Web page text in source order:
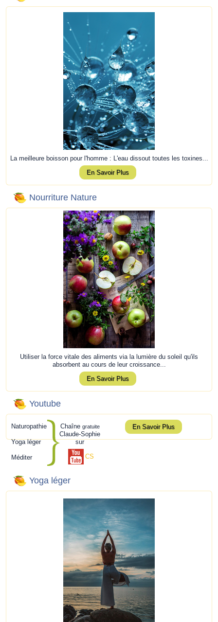
La meilleure boisson pour l'homme : L'eau dissout toutes les toxines...
En Savoir Plus
Nourriture Nature
Utiliser la force vitale des aliments via la lumière du soleil qu'ils
absorbent au cours de leur croissance...
En Savoir Plus
Youtube
Naturopathie
Yoga léger
Méditer
Chaîne gratuite
Claude-Sophie
sur
CS
En Savoir Plus
Yoga léger